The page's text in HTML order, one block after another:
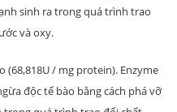
sinh ra trong quá trình trao
và oxy.
(68,818U / mg protein). Enzyme
độc tế bào bằng cách phá vỡ